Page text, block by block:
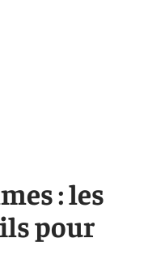
: les
pour